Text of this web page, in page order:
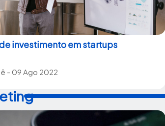
investimento em startups
- 09 Ago 2022